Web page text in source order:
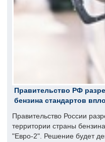
Правительство РФ
бензина стандартов
Правительство России
территории страны
"Евро-2". Решение будет